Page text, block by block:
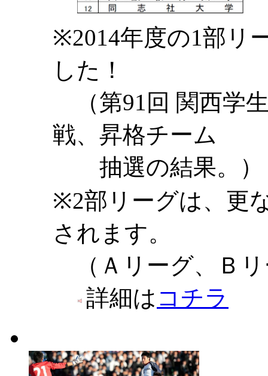
※2014年度の1部リ
した！
（第91回 関西学
戦、昇格チーム
抽選の結果。）
※2部リーグは、更
されます。
（Ａリーグ、Ｂリ
詳細は コチラ